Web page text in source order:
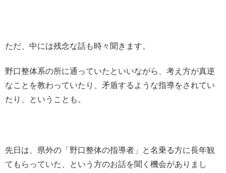
ただ、中には残念な話も時々聞きます。
野口整体系の所に通っていたといいながら、考え方が真逆
なことを教わっていたり、矛盾するような指導をされてい
たり、ということも。
先日は、県外の「野口整体の指導者」と名乗る方に長年観
てもらっていた、という方のお話を聞く機会がありまし